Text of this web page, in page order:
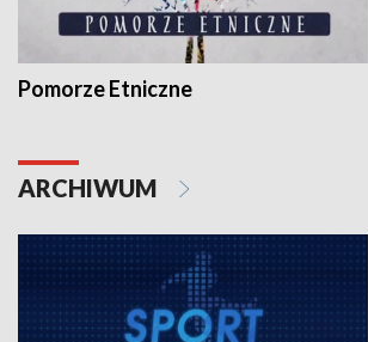
Pomorze Etniczne
ARCHIWUM